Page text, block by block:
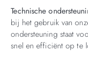
Technische
bij het gebruik van
ondersteuning staat
snel en efficiënt op te